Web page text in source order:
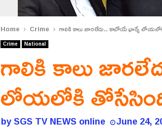
Home Crime గాలికి కాలు జారలేదు.. కాబోయే భార్యే
Crime National
గాలికి కాలు
లోయలోకి
bySGS TV NEWS online June 24,